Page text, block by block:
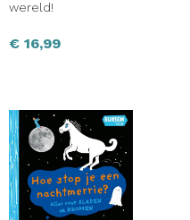
wereld!
€ 16,99